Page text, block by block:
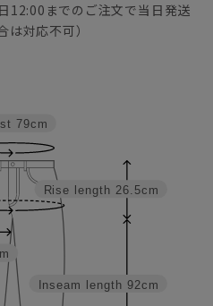
12:00までのご注文で当日発送
対応不可）
Inseam length 92cm
Rise length 26.5cm
79cm